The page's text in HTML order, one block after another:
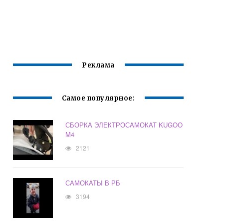
Реклама
Самое популярное:
СБОРКА ЭЛЕКТРОСАМОКАТ KUGOO
M4
2121
САМОКАТЫ В РБ
3194